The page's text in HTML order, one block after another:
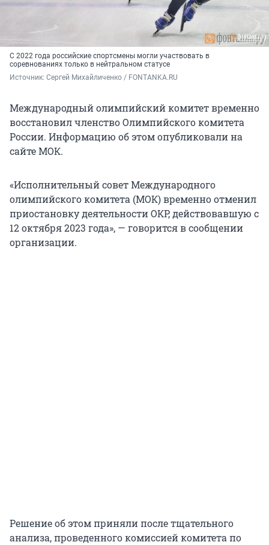
С 2022 года российские спортсмены могли участвовать в
соревнованиях только в нейтральном статусе
Источник: Сергей Михайличенко / FONTANKA.RU
Международный олимпийский комитет временно
восстановил членство Олимпийского комитета
России. Информацию об этом опубликовали на
сайте МОК.
«Исполнительный совет Международного
олимпийского комитета (МОК) временно отменил
приостановку деятельности ОКР, действовавшую с
12 октября 2023 года», — говорится в сообщении
организации.
Решение об этом приняли после тщательного
анализа, проведенного комиссией комитета по